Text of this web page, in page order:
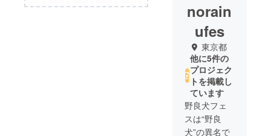
norain
ufes
東京都
他に5件の
プロジェク
トを掲載し
ています
野良犬フェ
スは“野良
犬”の異名で